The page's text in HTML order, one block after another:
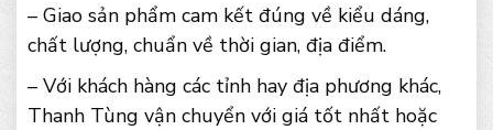
– Giao sản phẩm cam kết đúng về kiểu dáng,
chất lượng, chuẩn về thời gian, địa điểm.
– Với khách hàng các tỉnh hay địa phương khác,
Thanh Tùng vận chuyển với giá tốt nhất hoặc